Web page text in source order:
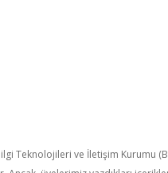
Teknolojileri ve İletişim Kurumu